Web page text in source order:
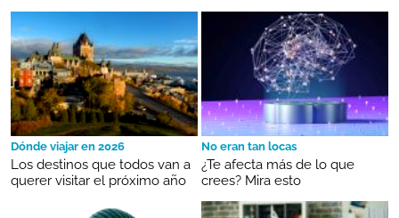
Dónde viajar en 2026
Los destinos que todos van a
querer visitar el próximo año
No eran tan locas
¿Te afecta más de lo que
crees? Mira esto